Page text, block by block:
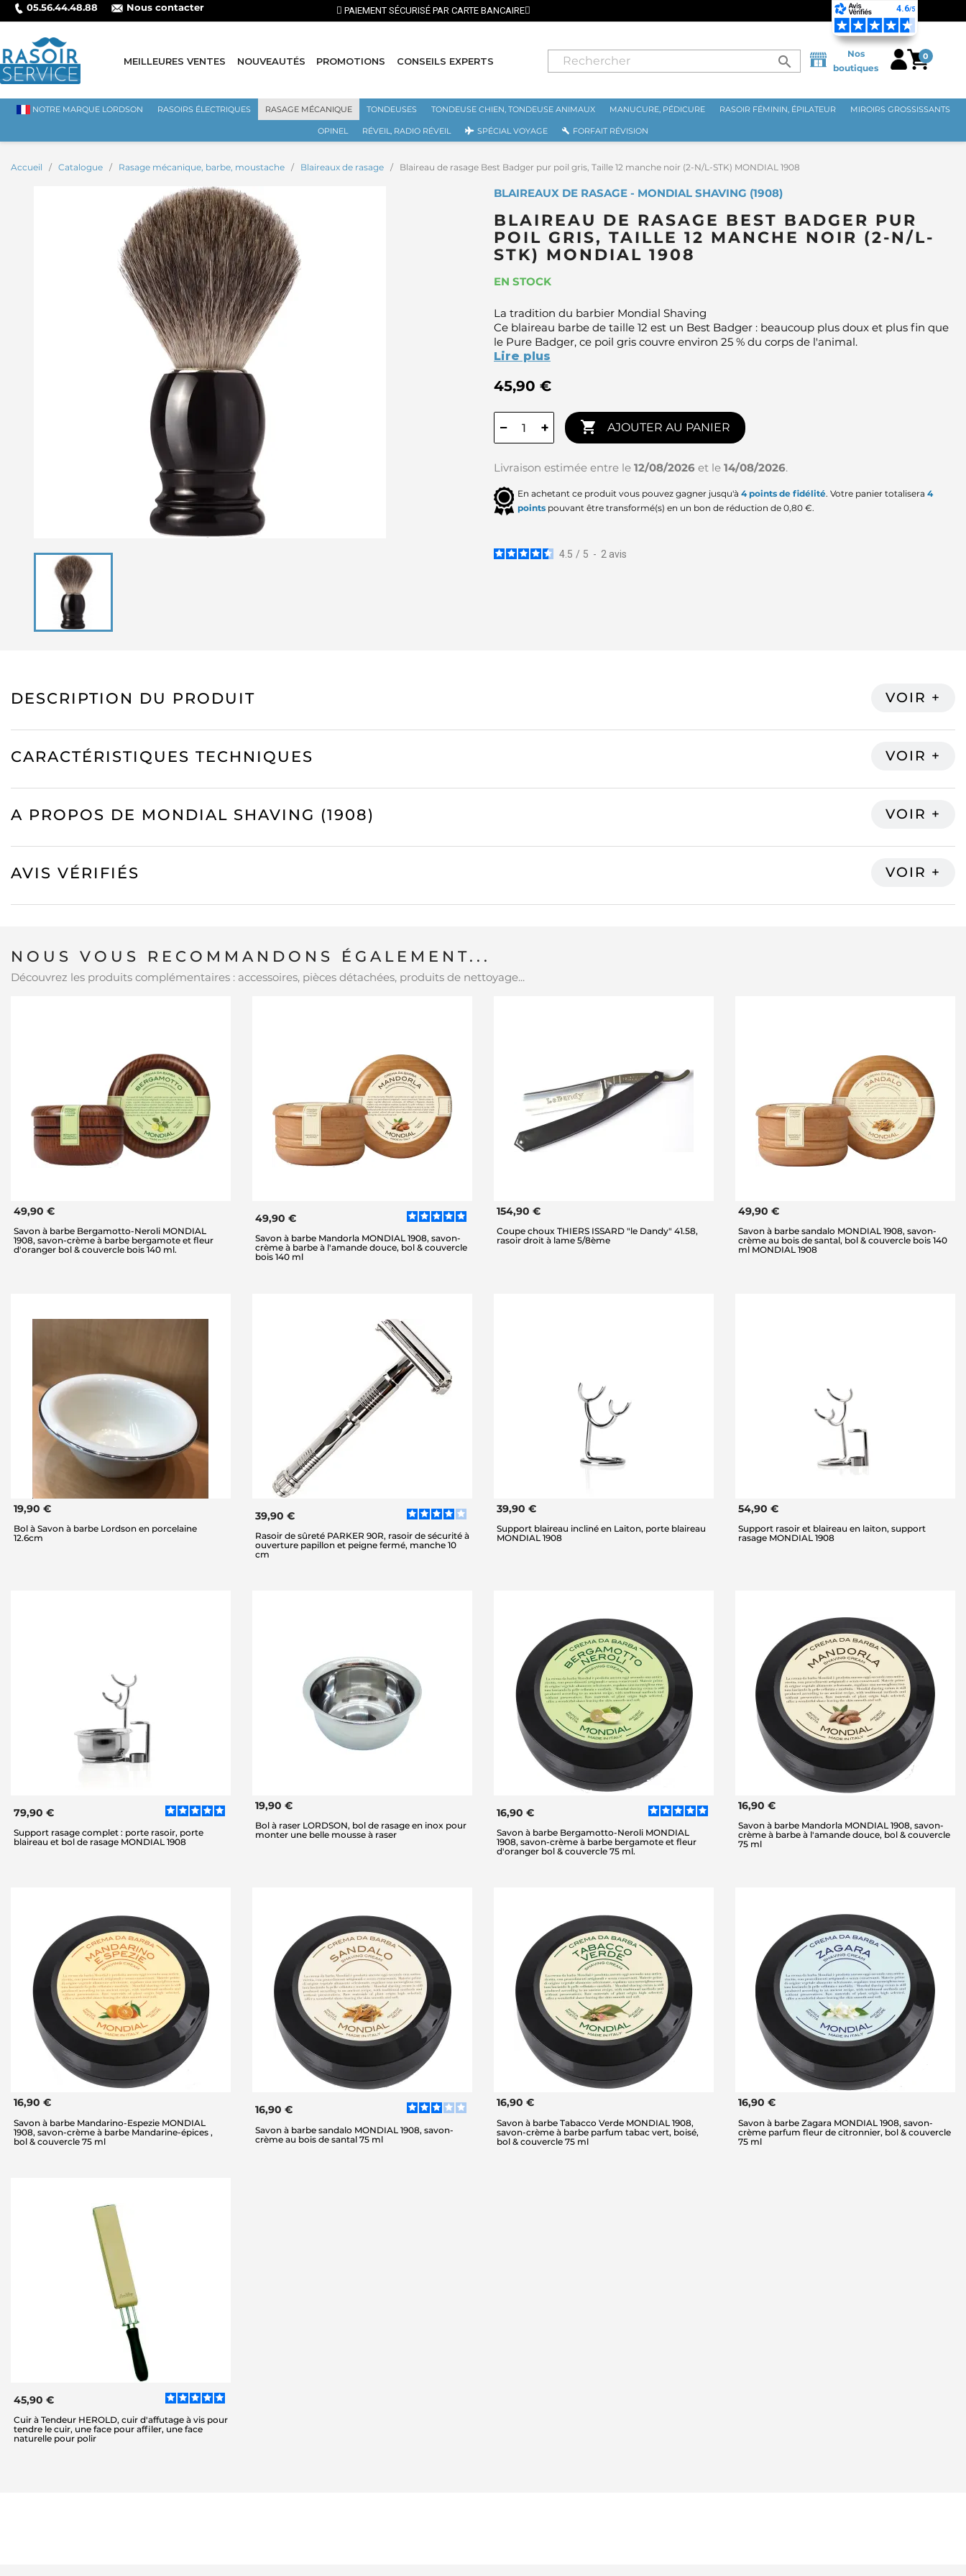
05.56.44.48.88 Nous contacter ⭐ LIVRAISON GRATUITE EN FRANCE MÉTROPOLITAINE DÈS 70€ ⭐
MEILLEURES VENTES NOUVEAUTÉS PROMOTIONS CONSEILS EXPERTS search
Nos
boutiques
0
NOTRE MARQUE LORDSON RASOIRS ÉLECTRIQUES RASAGE MÉCANIQUE TONDEUSES TONDEUSE CHIEN, TONDEUSE ANIMAUX MANUCURE, PÉDICURE RASOIR FÉMININ, ÉPILATEUR MIROIRS GROSSISSANTS
OPINEL RÉVEIL, RADIO RÉVEIL SPÉCIAL VOYAGE FORFAIT RÉVISION
Accueil Catalogue Rasage mécanique, barbe, moustache Blaireaux de rasage Blaireau de rasage Best Badger pur poil gris, Taille 12 manche noir (2-N/L-STK) MONDIAL 1908
BLAIREAUX DE RASAGE - MONDIAL SHAVING (1908)
BLAIREAU DE RASAGE BEST BADGER PUR
POIL GRIS, TAILLE 12 MANCHE NOIR (2-N/L-
STK) MONDIAL 1908
EN STOCK
La tradition du barbier Mondial Shaving
Ce blaireau barbe de taille 12 est un Best Badger : beaucoup plus doux et plus fin que
le Pure Badger, ce poil gris couvre environ 25 % du corps de l'animal.
Lire plus
45,90 €
− +  AJOUTER AU PANIER
Livraison estimée entre le 12/08/2026 et le 14/08/2026.
En achetant ce produit vous pouvez gagner jusqu'à 4points de fidélité. Votre panier totalisera 4
points pouvant être transformé(s) en un bon de réduction de 0,80 €.
4.5 / 5 - 2 avis
DESCRIPTION DU PRODUIT
CARACTÉRISTIQUES TECHNIQUES
A PROPOS DE MONDIAL SHAVING (1908)
AVIS VÉRIFIÉS
NOUS VOUS RECOMMANDONS ÉGALEMENT...
Découvrez les produits complémentaires : accessoires, pièces détachées, produits de nettoyage...
49,90 €
Savon à barbe Bergamotto-Neroli MONDIAL
1908, savon-crème à barbe bergamote et fleur
d'oranger bol & couvercle bois 140 ml.
49,90 €
Savon à barbe Mandorla MONDIAL 1908, savon-
crème à barbe à l'amande douce, bol & couvercle
bois 140 ml
154,90 €
Coupe choux THIERS ISSARD "le Dandy" 41.58,
rasoir droit à lame 5/8ème
49,90 €
Savon à barbe sandalo MONDIAL 1908, savon-
crème au bois de santal, bol & couvercle bois 140
ml MONDIAL 1908
19,90 €
Bol à Savon à barbe Lordson en porcelaine
12.6cm
39,90 €
Rasoir de sûreté PARKER 90R, rasoir de sécurité à
ouverture papillon et peigne fermé, manche 10
cm
39,90 €
Support blaireau incliné en Laiton, porte blaireau
MONDIAL 1908
54,90 €
Support rasoir et blaireau en laiton, support
rasage MONDIAL 1908
79,90 €
Support rasage complet : porte rasoir, porte
blaireau et bol de rasage MONDIAL 1908
19,90 €
Bol à raser LORDSON, bol de rasage en inox pour
monter une belle mousse à raser
16,90 €
Savon à barbe Bergamotto-Neroli MONDIAL
1908, savon-crème à barbe bergamote et fleur
d'oranger bol & couvercle 75 ml.
16,90 €
Savon à barbe Mandorla MONDIAL 1908, savon-
crème à barbe à l'amande douce, bol & couvercle
75 ml
16,90 €
Savon à barbe Mandarino-Espezie MONDIAL
1908, savon-crème à barbe Mandarine-épices ,
bol & couvercle 75 ml
16,90 €
Savon à barbe sandalo MONDIAL 1908, savon-
crème au bois de santal 75 ml
16,90 €
Savon à barbe Tabacco Verde MONDIAL 1908,
savon-crème à barbe parfum tabac vert, boisé,
bol & couvercle 75 ml
16,90 €
Savon à barbe Zagara MONDIAL 1908, savon-
crème parfum fleur de citronnier, bol & couvercle
75 ml
45,90 €
Cuir à Tendeur HEROLD, cuir d'affutage à vis pour
tendre le cuir, une face pour affiler, une face
naturelle pour polir